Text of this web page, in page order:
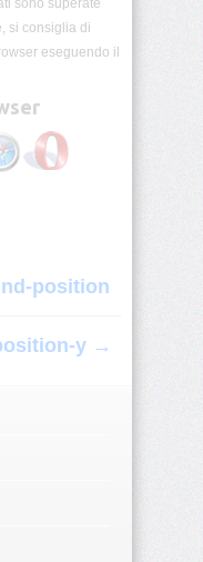
sono superate
si consiglia di
eseguendo il
position
y →